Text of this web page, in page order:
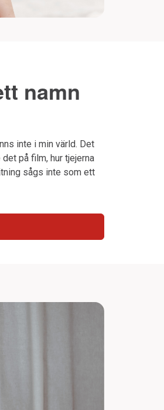
namn
inte i min värld. Det
på film, hur tjejerna
sågs inte som ett